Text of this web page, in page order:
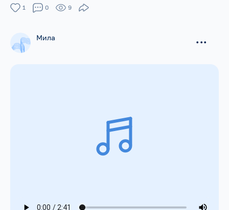
1 0 9
Мила ...